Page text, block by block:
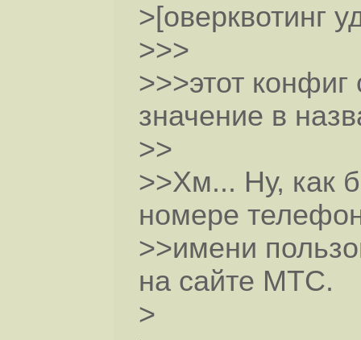
>[оверквотинг
>>>
>>>этот конфиг
значение в
>>
>>Хм... Ну, как
номере
>>имени
на сайте МТС.
>